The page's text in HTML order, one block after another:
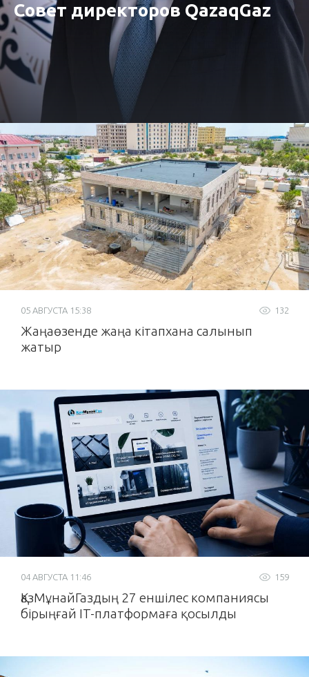
Совет директоров QazaqGaz
132
05 АВГУСТА 15:38
Жаңаөзенде жаңа кітапхана салынып
жатыр
159
04 АВГУСТА 11:46
ҚазМұнайГаздың 27 еншілес компаниясы
бірыңғай IT-платформаға қосылды